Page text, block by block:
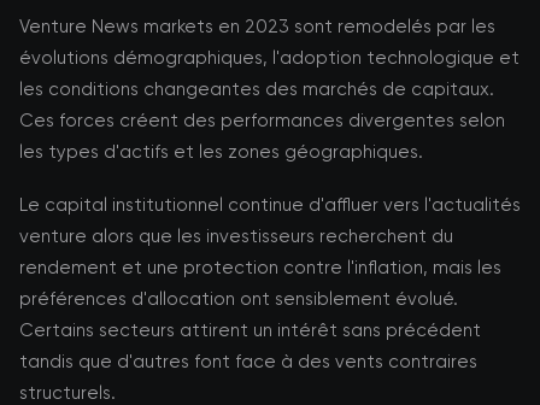
Venture News markets en 2023 sont remodelés par les
évolutions démographiques, l'adoption technologique et
les conditions changeantes des marchés de capitaux.
Ces forces créent des performances divergentes selon
les types d'actifs et les zones géographiques.
Le capital institutionnel continue d'affluer vers l'actualités
venture alors que les investisseurs recherchent du
rendement et une protection contre l'inflation, mais les
préférences d'allocation ont sensiblement évolué.
Certains secteurs attirent un intérêt sans précédent
tandis que d'autres font face à des vents contraires
structurels.